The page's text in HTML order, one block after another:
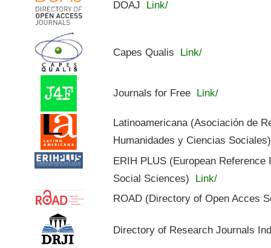
DOAJ Link/
Capes Qualis Link/
Journals for Free Link/
Latinoamericana (Asociación de
Humanidades y Ciencias Sociales)
ERIH PLUS (European
Social Sciences) Link/
ROAD (Directory of Open Acces
Directory of Research Journals